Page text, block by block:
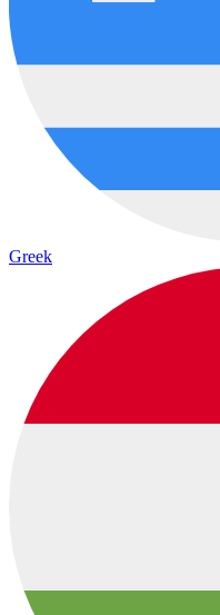
Greek